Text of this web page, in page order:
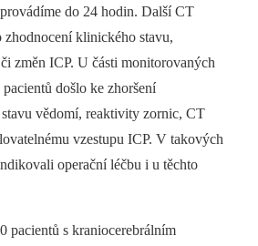
do 24 hodin. Další CT
klinického stavu,
změn ICP. U části monitorovaných
došlo ke zhoršení
vědomí, reaktivity zornic, CT
vzestupu ICP. V takových
operační léčbu i u těchto
pacientů s kraniocerebrálním